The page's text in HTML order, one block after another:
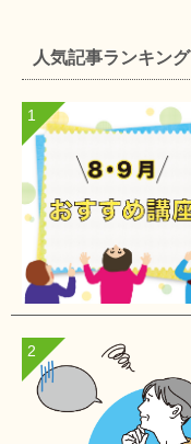
人気記事ランキング